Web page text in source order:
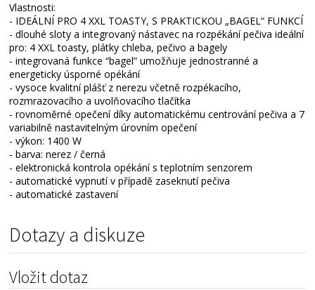
Vlastnosti:
- IDEÁLNÍ PRO 4 XXL TOASTY, S PRAKTICKOU „BAGEL“ FUNKCÍ
- dlouhé sloty a integrovaný nástavec na rozpékání pečiva ideální
pro: 4 XXL toasty, plátky chleba, pečivo a bagely
- integrovaná funkce “bagel” umožňuje jednostranné a
energeticky úsporné opékání
- vysoce kvalitní plášť z nerezu včetně rozpékacího,
rozmrazovacího a uvolňovacího tlačítka
- rovnoměrné opečení díky automatickému centrování pečiva a 7
variabilně nastavitelným úrovním opečení
- výkon: 1400 W
- barva: nerez / černá
- elektronická kontrola opékání s teplotním senzorem
- automatické vypnutí v případě zaseknutí pečiva
- automatické zastavení
Dotazy a diskuze
Vložit dotaz